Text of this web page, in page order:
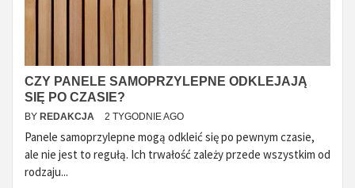
CZY PANELE SAMOPRZYLEPNE ODKLEJAJĄ
SIĘ PO CZASIE?
BY REDAKCJA 2 TYGODNIE AGO
Panele samoprzylepne mogą odkleić się po pewnym czasie,
ale nie jest to regułą. Ich trwałość zależy przede wszystkim od
rodzaju...